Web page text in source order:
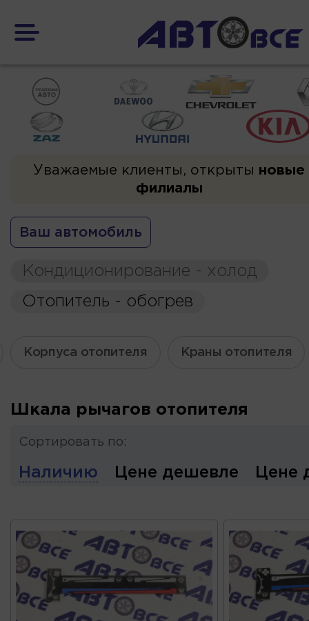
Уважаемые клиенты, открыты новые
филиалы
Ваш автомобиль
Кондиционирование - холод
Отопитель - обогрев
Корпуса отопителя Краны отопителя
Шкала рычагов отопителя
Сортировать по:
Наличию Цене дешевле Цене